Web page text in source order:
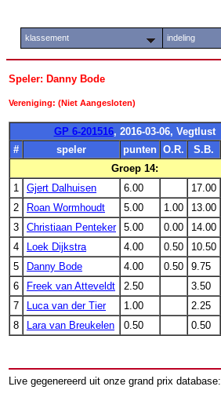
klassement indeling
Speler: Danny Bode
Vereniging: (Niet Aangesloten)
GP 6-201516, 2016-03-06, Vegtlust
#
speler punten O.R. S.B.
Groep 14:
1
Gjert Dalhuisen 6.00 17.00
2
Roan Wormhoudt 5.00 1.00 13.00
3
Christiaan Penteker 5.00 0.00 14.00
4
Loek Dijkstra 4.00 0.50 10.50
5
Danny Bode 4.00 0.50 9.75
6
Freek van Atteveldt 2.50 3.50
7
Luca van der Tier 1.00 2.25
8
Lara van Breukelen 0.50 0.50
Live gegenereerd uit onze grand prix database: